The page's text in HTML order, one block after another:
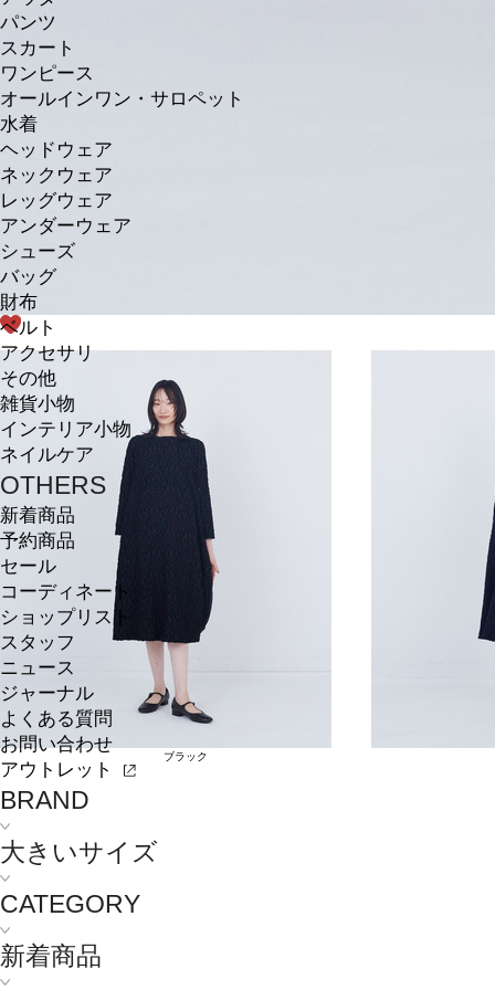
パンツ
スカート
ワンピース
オールインワン・サロペット
水着
ヘッドウェア
ネックウェア
レッグウェア
アンダーウェア
シューズ
バッグ
財布
ベルト
アクセサリ
その他
雑貨小物
インテリア小物
ネイルケア
OTHERS
新着商品
予約商品
セール
コーディネート
ショップリスト
スタッフ
ニュース
ジャーナル
よくある質問
お問い合わせ
アウトレット
BRAND
大きいサイズ
CATEGORY
新着商品
ブラック